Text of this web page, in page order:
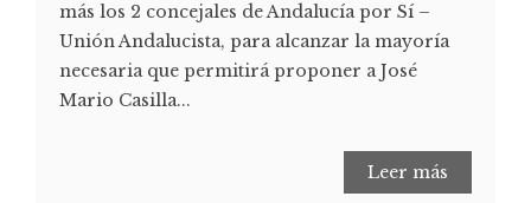
más los 2 concejales de Andalucía por Sí –
Unión Andalucista, para alcanzar la mayoría
necesaria que permitirá proponer a José
Mario Casilla...
Leer más